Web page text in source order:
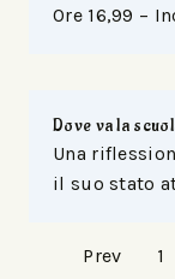
Ore 16,99 –
Dove va la
Una
il suo stato
Prev 1